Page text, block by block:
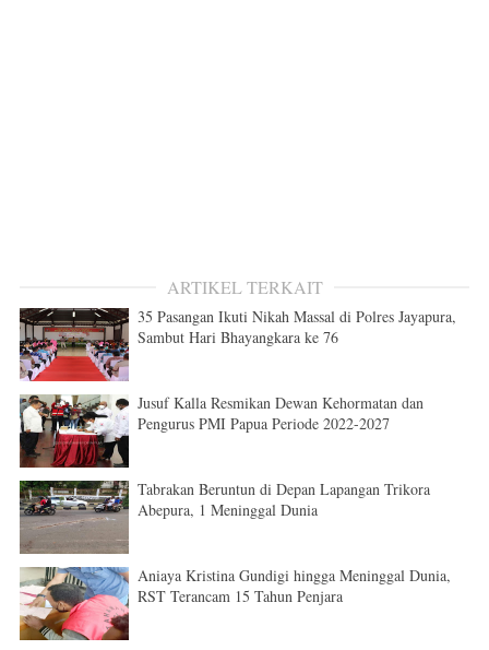
ARTIKEL TERKAIT
35 Pasangan Ikuti Nikah Massal di Polres Jayapura,
Sambut Hari Bhayangkara ke 76
Jusuf Kalla Resmikan Dewan Kehormatan dan
Pengurus PMI Papua Periode 2022-2027
Tabrakan Beruntun di Depan Lapangan Trikora
Abepura, 1 Meninggal Dunia
Aniaya Kristina Gundigi hingga Meninggal Dunia,
RST Terancam 15 Tahun Penjara